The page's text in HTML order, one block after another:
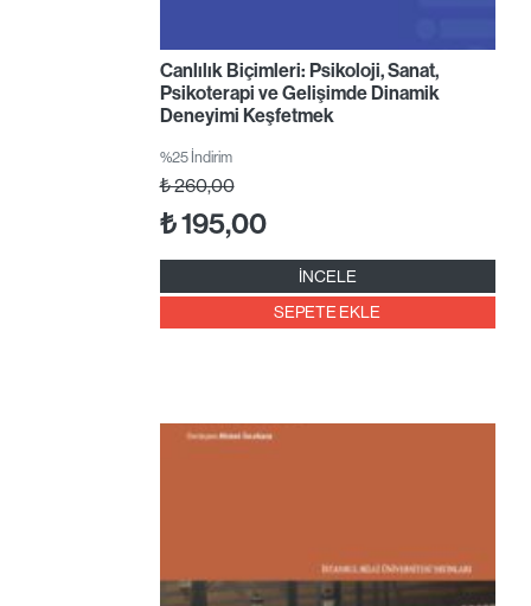
Canlılık Biçimleri: Psikoloji, Sanat,
Psikoterapi ve Gelişimde Dinamik
Deneyimi Keşfetmek
%25 İndirim
₺260,00
₺195,00
İNCELE
SEPETE EKLE